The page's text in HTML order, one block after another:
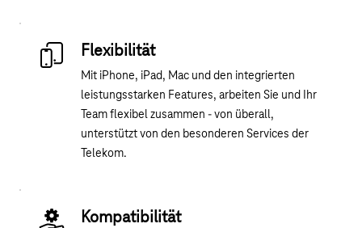
Flexibilität
Mit iPhone, iPad, Mac und den integrierten
leistungsstarken Features, arbeiten Sie und Ihr
Team flexibel zusammen - von überall,
unterstützt von den besonderen Services der
Telekom.
Kompatibilität